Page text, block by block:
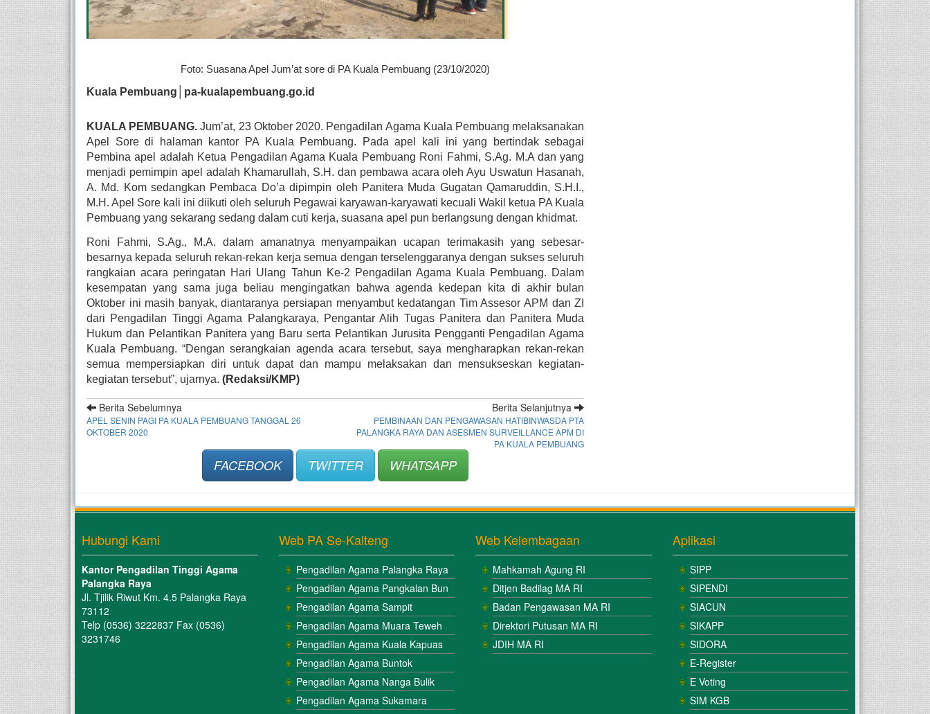
Foto: Suasana Apel Jum’at sore di PA Kuala Pembuang (23/10/2020)
Kuala Pembuang│pa-kualapembuang.go.id
KUALA PEMBUANG. Jum’at, 23 Oktober 2020. Pengadilan Agama Kuala Pembuang melaksanakan
Apel Sore di halaman kantor PA Kuala Pembuang. Pada apel kali ini yang bertindak sebagai
Pembina apel adalah Ketua Pengadilan Agama Kuala Pembuang Roni Fahmi, S.Ag. M.A dan yang
menjadi pemimpin apel adalah Khamarullah, S.H. dan pembawa acara oleh Ayu Uswatun Hasanah,
A. Md. Kom sedangkan Pembaca Do’a dipimpin oleh Panitera Muda Gugatan Qamaruddin, S.H.I.,
M.H. Apel Sore kali ini diikuti oleh seluruh Pegawai karyawan-karyawati kecuali Wakil ketua PA Kuala
Pembuang yang sekarang sedang dalam cuti kerja, suasana apel pun berlangsung dengan khidmat.
Roni Fahmi, S.Ag., M.A. dalam amanatnya menyampaikan ucapan terimakasih yang sebesar-
besarnya kepada seluruh rekan-rekan kerja semua dengan terselenggaranya dengan sukses seluruh
rangkaian acara peringatan Hari Ulang Tahun Ke-2 Pengadilan Agama Kuala Pembuang. Dalam
kesempatan yang sama juga beliau mengingatkan bahwa agenda kedepan kita di akhir bulan
Oktober ini masih banyak, diantaranya persiapan menyambut kedatangan Tim Assesor APM dan ZI
dari Pengadilan Tinggi Agama Palangkaraya, Pengantar Alih Tugas Panitera dan Panitera Muda
Hukum dan Pelantikan Panitera yang Baru serta Pelantikan Jurusita Pengganti Pengadilan Agama
Kuala Pembuang. “Dengan serangkaian agenda acara tersebut, saya mengharapkan rekan-rekan
semua mempersiapkan diri untuk dapat dan mampu melaksakan dan mensukseskan kegiatan-
kegiatan tersebut”, ujarnya. (Redaksi/KMP)
Berita Sebelumnya
APEL SENIN PAGI PA KUALA PEMBUANG TANGGAL 26
OKTOBER 2020
Berita Selanjutnya
PEMBINAAN DAN PENGAWASAN HATIBINWASDA PTA
PALANGKA RAYA DAN ASESMEN SURVEILLANCE APM DI
PA KUALA PEMBUANG
FACEBOOK TWITTER WHATSAPP
Hubungi Kami
Kantor Pengadilan Tinggi Agama
Palangka Raya
Jl. Tjilik Riwut Km. 4.5 Palangka Raya
73112
Telp (0536) 3222837 Fax (0536)
3231746
Web PA Se-Kalteng
Pengadilan Agama Palangka Raya
Pengadilan Agama Pangkalan Bun
Pengadilan Agama Sampit
Pengadilan Agama Muara Teweh
Pengadilan Agama Kuala Kapuas
Pengadilan Agama Buntok
Pengadilan Agama Nanga Bulik
Pengadilan Agama Sukamara
Web Kelembagaan
Mahkamah Agung RI
Ditjen Badilag MA RI
Badan Pengawasan MA RI
Direktori Putusan MA RI
JDIH MA RI
Aplikasi
SIPP
SIPENDI
SIACUN
SIKAPP
SIDORA
E-Register
E Voting
SIM KGB